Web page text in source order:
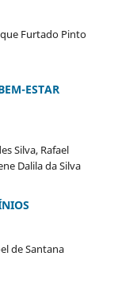
Furtado Pinto
ESTAR
Silva, Rafael
Dalila da Silva
de Santana